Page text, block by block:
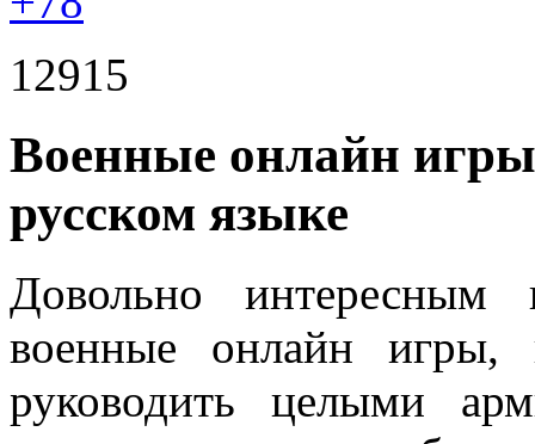
12915
Военные онлайн
русском языке
Довольно интересным
военные онлайн игры,
руководить целыми